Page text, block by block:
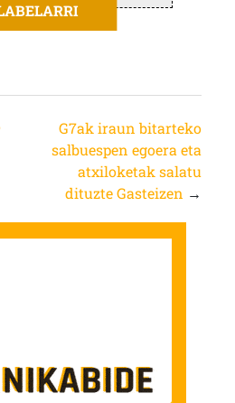
G7ak iraun bitarteko
salbuespen egoera eta
atxiloketak salatu
dituzte Gasteizen →